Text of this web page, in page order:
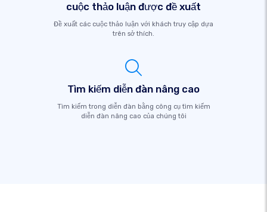
cuộc thảo luận được đề xuất
Đề xuất các cuộc thảo luận với khách truy cập dựa
trên sở thích.
Tìm kiếm diễn đàn nâng cao
Tìm kiếm trong diễn đàn bằng công cụ tìm kiếm
diễn đàn nâng cao của chúng tôi